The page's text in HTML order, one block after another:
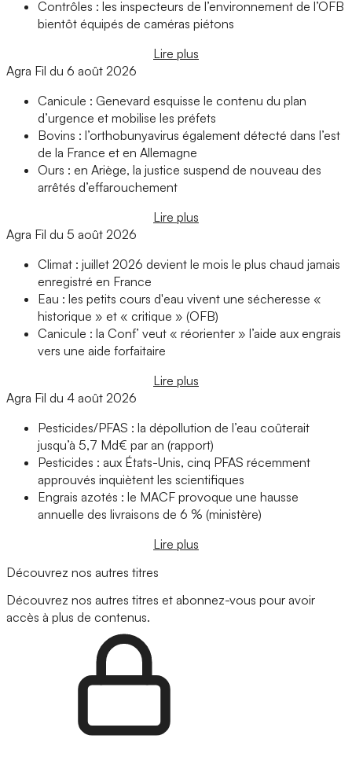
Contrôles : les inspecteurs de l’environnement de l’OFB
bientôt équipés de caméras piétons
Lire plus
Agra Fil du 6 août 2026
Canicule : Genevard esquisse le contenu du plan
d’urgence et mobilise les préfets
Bovins : l’orthobunyavirus également détecté dans l’est
de la France et en Allemagne
Ours : en Ariège, la justice suspend de nouveau des
arrêtés d’effarouchement
Lire plus
Agra Fil du 5 août 2026
Climat : juillet 2026 devient le mois le plus chaud jamais
enregistré en France
Eau : les petits cours d'eau vivent une sécheresse «
historique » et « critique » (OFB)
Canicule : la Conf’ veut « réorienter » l’aide aux engrais
vers une aide forfaitaire
Lire plus
Agra Fil du 4 août 2026
Pesticides/PFAS : la dépollution de l’eau coûterait
jusqu’à 5,7 Md€ par an (rapport)
Pesticides : aux États-Unis, cinq PFAS récemment
approuvés inquiètent les scientifiques
Engrais azotés : le MACF provoque une hausse
annuelle des livraisons de 6 % (ministère)
Lire plus
Découvrez nos autres titres
Découvrez nos autres titres et abonnez-vous pour avoir
accès à plus de contenus.